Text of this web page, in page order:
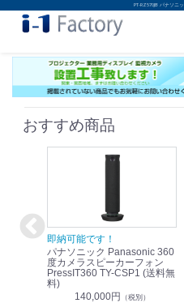
PT-RZ570JB パナソニ
おすすめ商品
即納可能です！
パナソニック Panasonic 360
度カメラスピーカーフォン
PressIT360 TY-CSP1 (送料無
料)
140,000円 （税別）